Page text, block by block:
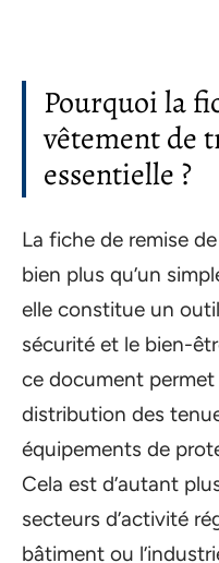
Pourquoi la
vêtement de
essentielle ?
La fiche de remise
bien plus qu’un
elle constitue un
sécurité et le bien-
ce document permet
distribution des
équipements de
Cela est d’autant
secteurs d’activité
bâtiment ou